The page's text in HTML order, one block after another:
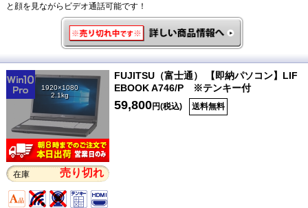
と顔を見ながらビデオ通話可能です！
1920×1080
2.1kg
在庫 売り切れ
FUJITSU（富士通） 【即納パソコン】LIF
EBOOK A746/P ※テンキー付
59,800円(税込) 送料無料